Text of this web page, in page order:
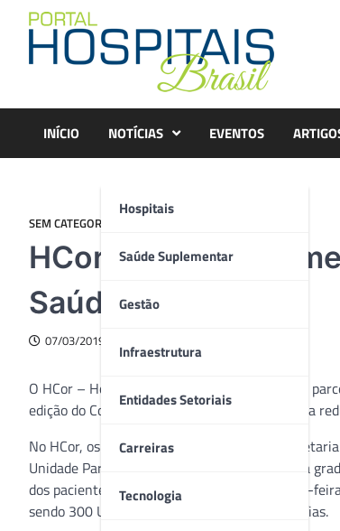
content
INÍCIO NOTÍCIAS
Hospitais
Saúde Suplementar
Gestão
Infraestrutura
Entidades Setoriais
Carreiras
Tecnologia
EVENTOS
SEM CATEGORIA
HCor realizará
Saúde
07/03/2019
O HCor – Hospital do Coração acaba de firmar
edição do Corujão da Saúde, programa que visa
No HCor, os pacientes selecionados pela
Unidade Paraíso, de segunda a sexta-feira, e a
dos pacientes. O programa inicia nesta quinta-
sendo 300 Ultrassonografias e 100 Mamografias.